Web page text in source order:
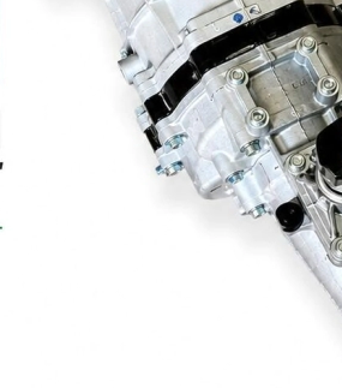
DETALLES
Marca FAG